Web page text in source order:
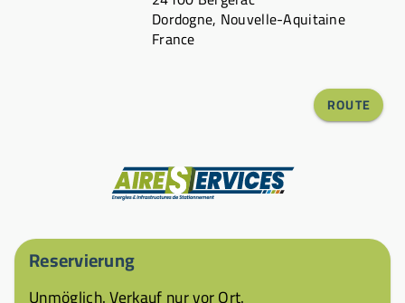
Dordogne, Nouvelle-Aquitaine
France
ROUTE
Reservierung
Unmöglich. Verkauf nur vor Ort.